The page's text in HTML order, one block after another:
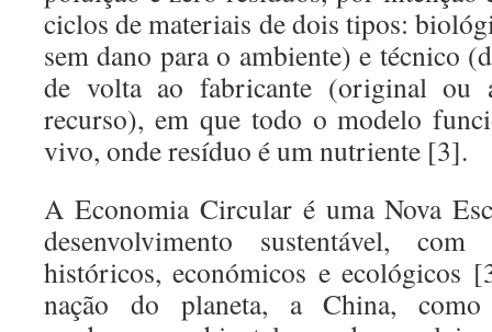
ciclos de materiais de dois tipos:
sem dano para o ambiente) e técnico
de volta ao fabricante (original ou
recurso), em que todo o modelo
vivo, onde resíduo é um nutriente [3].
A Economia Circular é uma Nova
desenvolvimento sustentável, com
históricos, económicos e ecológicos
nação do planeta, a China, como